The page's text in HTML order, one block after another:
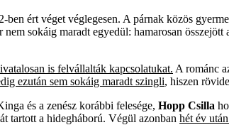
ért véget véglegesen. A párnak közös
sokáig maradt egyedül: hamarosan
is felvállalták kapcsolatukat. A románc
ezután sem sokáig maradt szingli, hiszen
és a zenész korábbi felesége, Hopp Csilla
tartott a hidegháború. Végül azonban hét év